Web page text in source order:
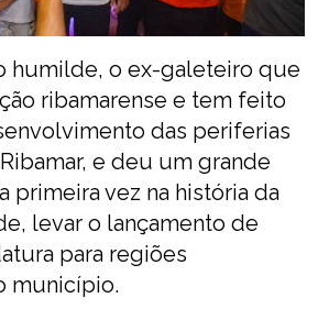
humilde, o ex-galeteiro que
ribamarense e tem feito
das periferias
e deu um grande
primeira vez na história da
levar o lançamento de
para regiões
município.